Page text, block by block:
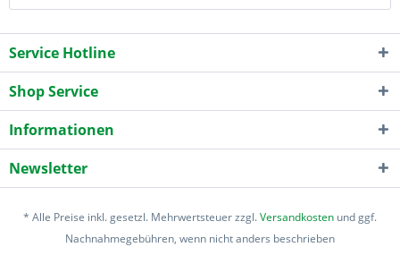
Service Hotline
Shop Service
Informationen
Newsletter
* Alle Preise inkl. gesetzl. Mehrwertsteuer zzgl.Versandkosten und ggf.
Nachnahmegebühren, wenn nicht anders beschrieben